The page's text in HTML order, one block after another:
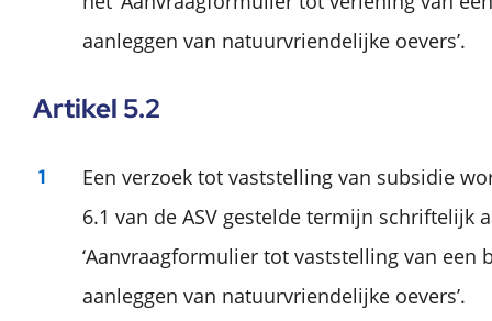
aanleggen van natuurvriendelijke oevers’.
Artikel 5.2
Een verzoek tot vaststelling van subsidie
6.1 van de ASV gestelde termijn schriftelijk
‘Aanvraagformulier tot vaststelling van een
aanleggen van natuurvriendelijke oevers’.